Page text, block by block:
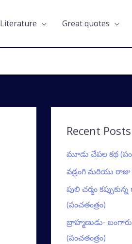
Literature Great quotes
Recent Posts
మూడు చేపల కథ
వడ్రంగి మరియు రాజు
పులి చర్మం
(పంచతంత్రం)
బ్రాహ్మణుడు-
(పంచతంత్రం)